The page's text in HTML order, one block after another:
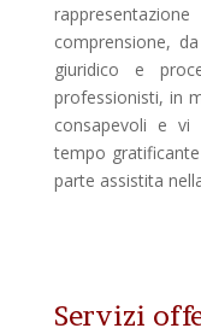
comprensione,
giuridico e
professionisti, in
consapevoli e
tempo
parte assistita
Servizi